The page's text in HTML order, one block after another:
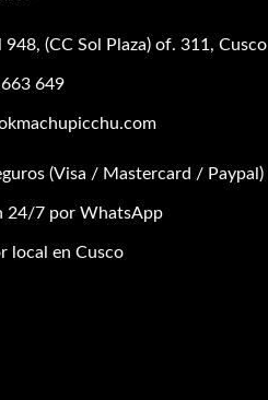
948, (CC Sol Plaza) of. 311, Cusco
649
(Visa / Mastercard / Paypal)
24/7 por WhatsApp
local en Cusco